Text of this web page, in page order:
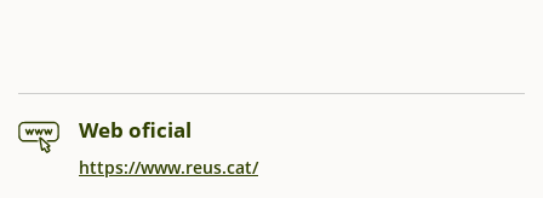
Web oficial
https://www.reus.cat/